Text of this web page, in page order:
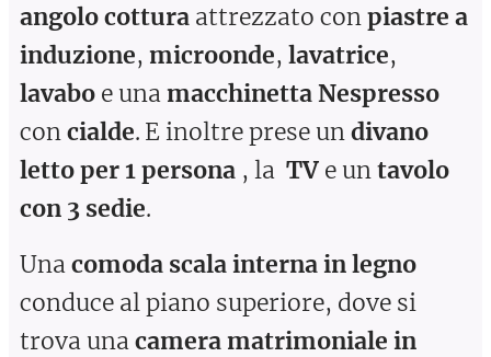
angolo cottura attrezzato conpiastre a
induzione, microonde, lavatrice,
lavabo e unamacchinetta Nespresso
concialde. E inoltre prese undivano
letto per 1 persona , la TV e untavolo
con 3 sedie.
Unacomoda scala interna in legno
conduce al piano superiore, dove si
trova unacamera matrimoniale in